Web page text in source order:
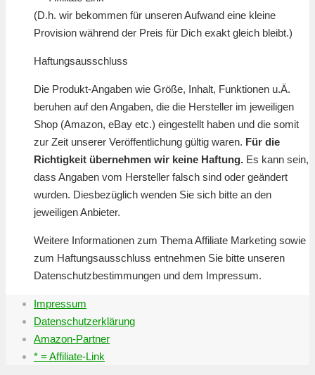
(D.h. wir bekommen für unseren Aufwand eine kleine
Provision während der Preis für Dich exakt gleich bleibt.)
Haftungsausschluss
Die Produkt-Angaben wie Größe, Inhalt, Funktionen u.Ä.
beruhen auf den Angaben, die die Hersteller im jeweiligen
Shop (Amazon, eBay etc.) eingestellt haben und die somit
zur Zeit unserer Veröffentlichung gültig waren. Für die
Richtigkeit übernehmen wir keine Haftung. Es kann sein,
dass Angaben vom Hersteller falsch sind oder geändert
wurden. Diesbezüglich wenden Sie sich bitte an den
jeweiligen Anbieter.
Weitere Informationen zum Thema Affiliate Marketing sowie
zum Haftungsausschluss entnehmen Sie bitte unseren
Datenschutzbestimmungen und dem Impressum.
Impressum
Datenschutzerklärung
Amazon-Partner
* = Affiliate-Link